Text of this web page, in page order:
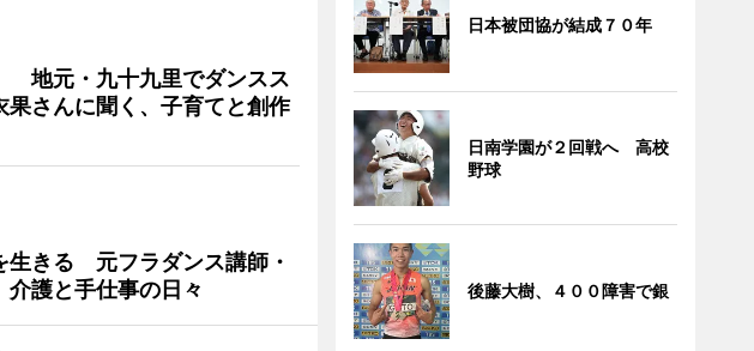
地元・九十九里でダンスス
果さんに聞く、子育てと創作
生きる 元フラダンス講師・
護と手仕事の日々
日本被団協が結成７０年
日南学園が２回戦へ 高校
野球
後藤大樹、４００障害で銀